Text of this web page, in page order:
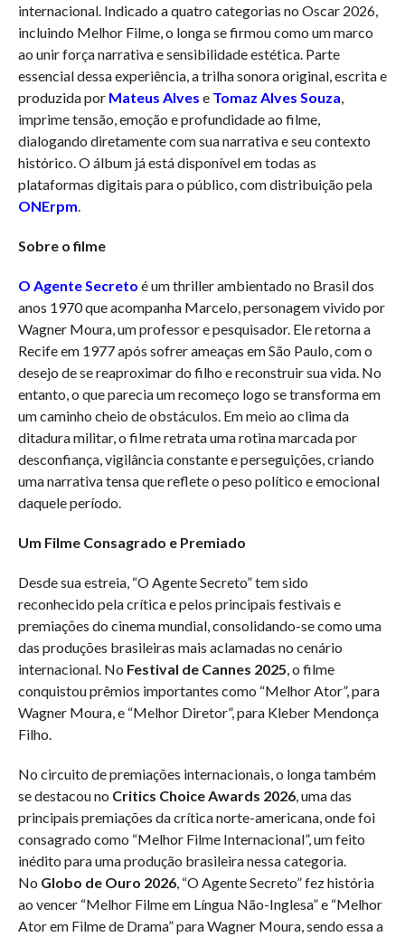
internacional. Indicado a quatro categorias no Oscar 2026,
incluindo Melhor Filme, o longa se firmou como um marco
ao unir força narrativa e sensibilidade estética. Parte
essencial dessa experiência, a trilha sonora original, escrita e
produzida por Mateus Alves e Tomaz Alves Souza
imprime tensão, emoção e profundidade ao filme,
dialogando diretamente com sua narrativa e seu contexto
histórico. O álbum já está disponível em todas as
plataformas digitais para o público, com distribuição pela
ONErpm
Sobre o filme
O Agente Secreto é um thriller ambientado no Brasil dos
anos 1970 que acompanha Marcelo, personagem vivido por
Wagner Moura, um professor e pesquisador. Ele retorna a
Recife em 1977 após sofrer ameaças em São Paulo, com o
desejo de se reaproximar do filho e reconstruir sua vida. No
entanto, o que parecia um recomeço logo se transforma em
um caminho cheio de obstáculos. Em meio ao clima da
ditadura militar, o filme retrata uma rotina marcada por
desconfiança, vigilância constante e perseguições, criando
uma narrativa tensa que reflete o peso político e emocional
daquele período.
Um Filme Consagrado e Premiado
Desde sua estreia, “O Agente Secreto” tem sido
reconhecido pela crítica e pelos principais festivais e
premiações do cinema mundial, consolidando-se como uma
das produções brasileiras mais aclamadas no cenário
internacional. No Festival de Cannes 2025 , o filme
conquistou prêmios importantes como “Melhor Ator”, para
Wagner Moura, e “Melhor Diretor”, para Kleber Mendonça
Filho.
No circuito de premiações internacionais, o longa também
se destacou no Critics Choice Awards 2026, uma das
principais premiações da crítica norte-americana, onde foi
consagrado como “Melhor Filme Internacional”, um feito
inédito para uma produção brasileira nessa categoria.
No Globo de Ouro 2026, “O Agente Secreto” fez história
ao vencer “Melhor Filme em Língua Não-Inglesa” e “Melhor
Ator em Filme de Drama” para Wagner Moura, sendo essa a